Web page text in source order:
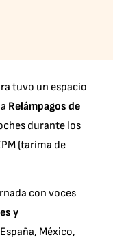
tuvo un espacio
Relámpagos de
durante los
(tarima de
con voces
y
México,